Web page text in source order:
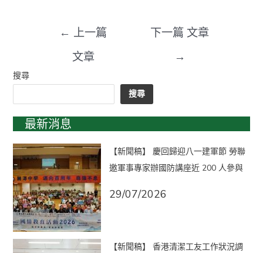
← 上一篇
文章
下一篇 文章
→
搜尋
搜尋
最新消息
【新聞稿】 慶回歸迎八一建軍節 勞聯
邀軍事專家辦國防講座近 200 人參與
29/07/2026
【新聞稿】 香港清潔工友工作狀況調